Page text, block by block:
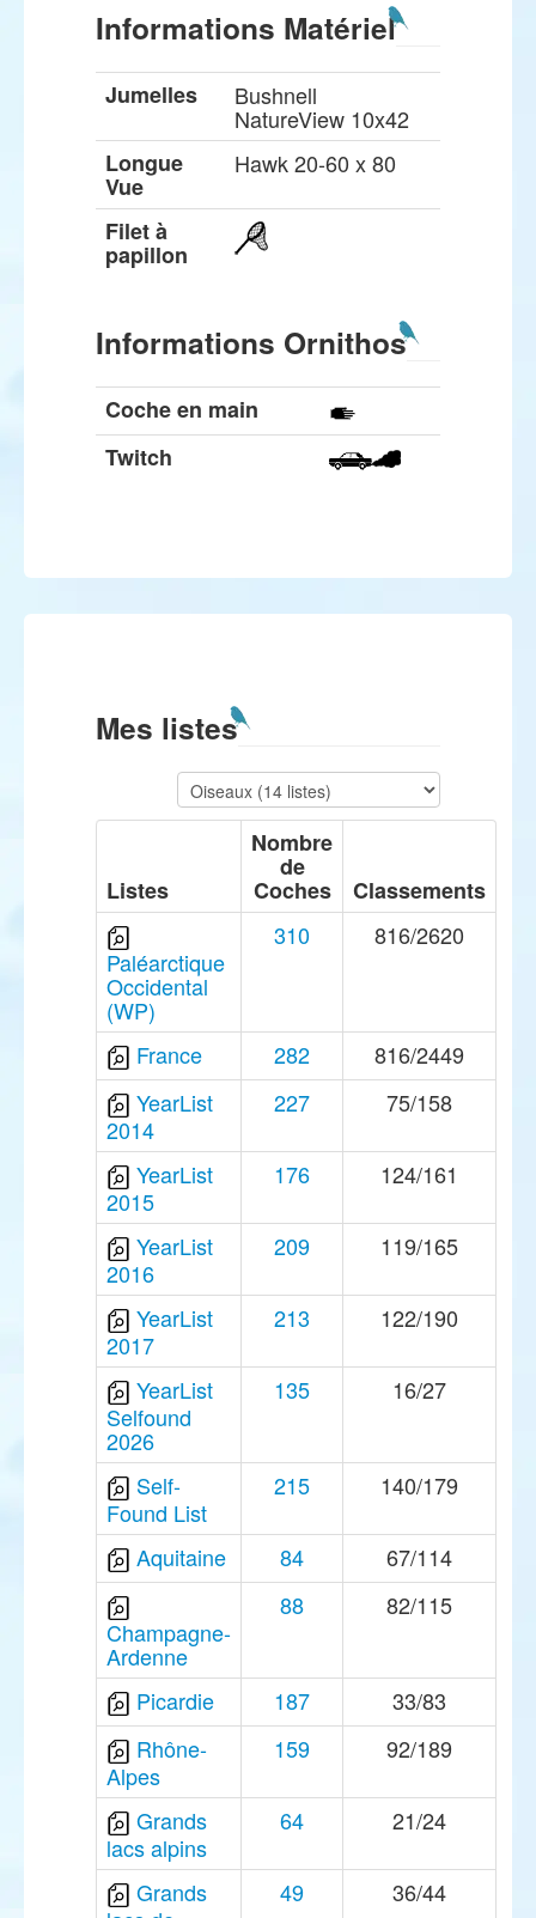
Informations Matériel
Jumelles Bushnell
NatureView 10x42
Longue
Vue
Hawk 20-60 x 80
Filet à
papillon
Informations Ornithos
Coche en main
Twitch
Mes listes
Listes
Nombre
de
Coches Classements
Paléarctique
Occidental
(WP)
310 816/2620
France 282
816/2449
YearList
2014
227 75/158
YearList
2015
176 124/161
YearList
2016
209 119/165
YearList
2017
213 122/190
YearList
Selfound
2026
135 16/27
Self-
Found List
215 140/179
Aquitaine 84 67/114
Champagne-
Ardenne
88 82/115
Picardie 187
33/83
Rhône-
Alpes
159 92/189
Grands
lacs alpins
64 21/24
Grands
49 36/44